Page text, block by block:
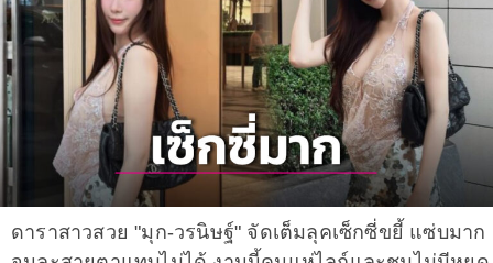
ดาราสาวสวย "มุก-วรนิษฐ์" จัดเต็มลุคเซ็กซี่ขยี้ แซ่บมาก